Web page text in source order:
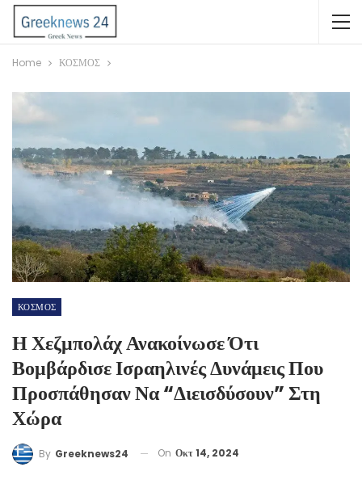
Home ΚΟΣΜΟΣ
ΚΟΣΜΟΣ
Η Χεζμπολάχ Ανακοίνωσε Ότι
Βομβάρδισε Ισραηλινές Δυνάμεις Που
Προσπάθησαν Να “διεισδύσουν” Στη
Χώρα
By Greeknews24 On Οκτ 14, 2024